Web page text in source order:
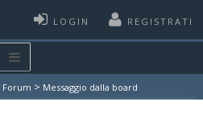
LOGIN REGISTRATI
Forum > Messaggio dalla board